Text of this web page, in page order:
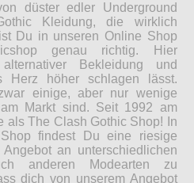
düster edler Underground
Kleidung, die wirklich
Du in unseren Online Shop
genau richtig. Hier
Bekleidung und
Herz höher schlagen lässt.
einige, aber nur wenige
Markt sind. Seit 1992 am
als The Clash Gothic Shop! In
findest Du eine riesige
an unterschiedlichen
anderen Modearten zu
dich von unserem Angebot